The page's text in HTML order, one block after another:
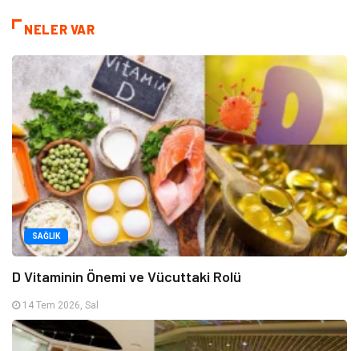
NELER VAR
SAĞLIK
D Vitaminin Önemi ve Vücuttaki Rolü
14 Tem 2026, Sal